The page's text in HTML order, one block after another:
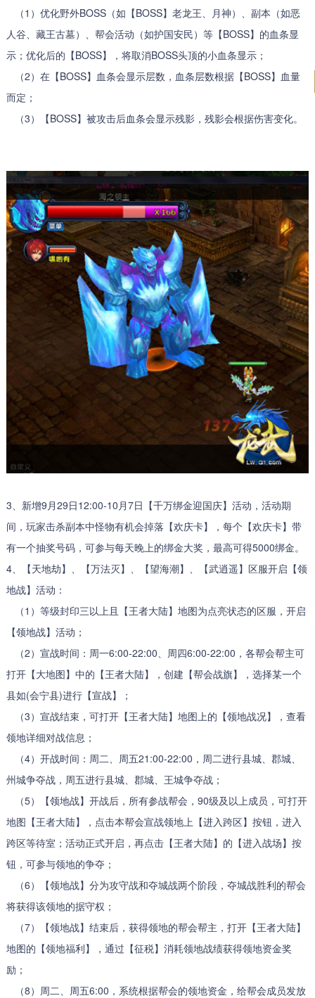
（1）优化野外BOSS（如【BOSS】老龙王、月神）、副本（如恶
人谷、藏王古墓）、帮会活动（如护国安民）等【BOSS】的血条显
示；优化后的【BOSS】，将取消BOSS头顶的小血条显示；
（2）在【BOSS】血条会显示层数，血条层数根据【BOSS】血量
而定；
（3）【BOSS】被攻击后血条会显示残影，残影会根据伤害变化。
3、新增9月29日12:00-10月7日【千万绑金迎国庆】活动，活动期
间，玩家击杀副本中怪物有机会掉落【欢庆卡】，每个【欢庆卡】带
有一个抽奖号码，可参与每天晚上的绑金大奖，最高可得5000绑金。
4、【天地劫】、【万法灭】、【望海潮】、【武逍遥】区服开启【领
地战】活动：
（1）等级封印三以上且【王者大陆】地图为点亮状态的区服，开启
【领地战】活动；
（2）宣战时间：周一6:00-22:00、周四6:00-22:00，各帮会帮主可
打开【大地图】中的【王者大陆】，创建【帮会战旗】，选择某一个
县如(会宁县)进行【宣战】；
（3）宣战结束，可打开【王者大陆】地图上的【领地战况】，查看
领地详细对战信息；
（4）开战时间：周二、周五21:00-22:00，周二进行县城、郡城、
州城争夺战，周五进行县城、郡城、王城争夺战；
（5）【领地战】开战后，所有参战帮会，90级及以上成员，可打开
地图【王者大陆】，点击本帮会宣战领地上【进入跨区】按钮，进入
跨区等待室；活动正式开启，再点击【王者大陆】的【进入战场】按
钮，可参与领地的争夺；
（6）【领地战】分为攻守战和夺城战两个阶段，夺城战胜利的帮会
将获得该领地的据守权；
（7）【领地战】结束后，获得领地的帮会帮主，打开【王者大陆】
地图的【领地福利】，通过【征税】消耗领地战绩获得领地资金奖
励；
（8）周二、周五6:00，系统根据帮会的领地资金，给帮会成员发放